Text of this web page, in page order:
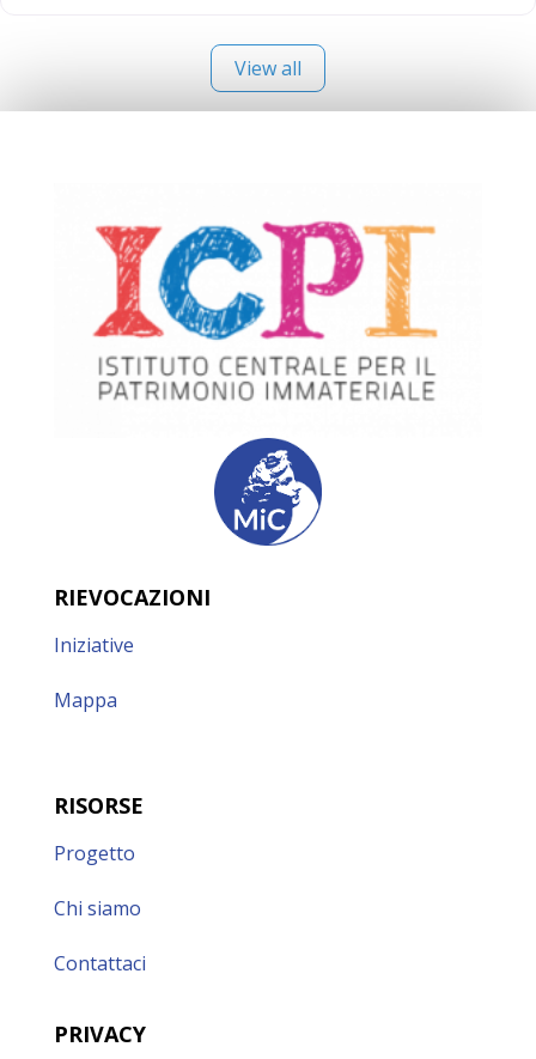
View all
RIEVOCAZIONI
Iniziative
Mappa
RISORSE
Progetto
Chi siamo
Contattaci
PRIVACY